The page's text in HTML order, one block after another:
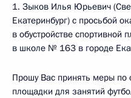
1. Зыков Илья Юрьевич
Екатеринбург) с просьбой
в обустройстве спортивной
в школе № 163 в городе
Прошу Вас принять меры по
площадки для занятий